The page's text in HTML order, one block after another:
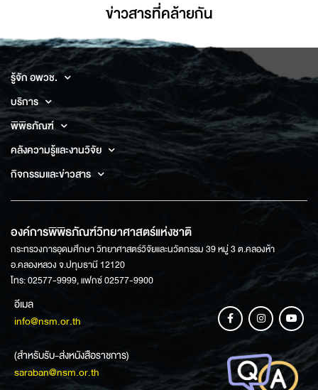
ข่าวสารที่่คล้ายกัน
รู้จัก อพวช.
บริการ
พิพิธภัณฑ์
คลังความรู้และงานวิจัย
กิจกรรมและข่าวสาร
องค์การพิพิธภัณฑ์วิทยาศาสตร์แห่งชาติ
กระทรวงการอุดมศึกษา วิทยาศาสตร์วิจัยและนวัตกรรม 39 หมู่ 3 ต.คลองห้า
อ.คลองหลวง จ.ปทุมธานี 12120
โทร: 02577-9999, แฟกซ์ 02577-9900
อีเมล
info@nsm.or.th
(สำหรับรับ-ส่งหนังสือราชการ)
saraban@nsm.or.th